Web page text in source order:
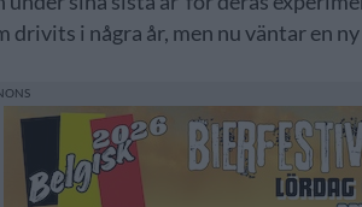
drivits i några år, men nu väntar en